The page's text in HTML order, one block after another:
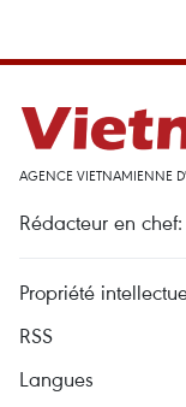
AGENCE VIETNAMIENNE
Rédacteur en
Propriété
RSS
Langues